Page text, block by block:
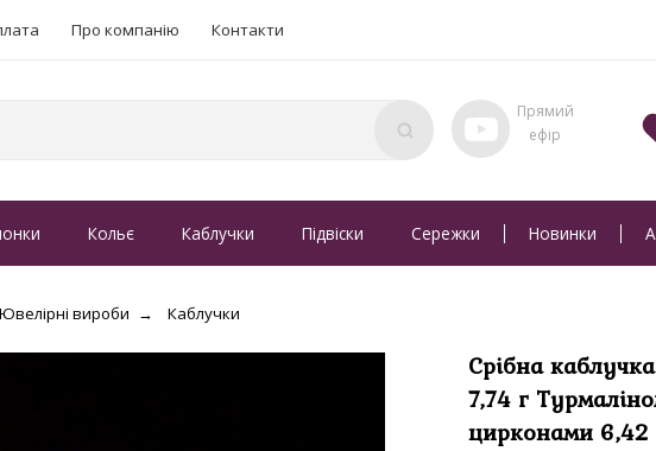
Про компанію Контакти
Кольє Каблучки Підвіски Сережки Новинки
Ювелірні вироби Каблучки
Срібна
7,74 г
цирконами 6,42